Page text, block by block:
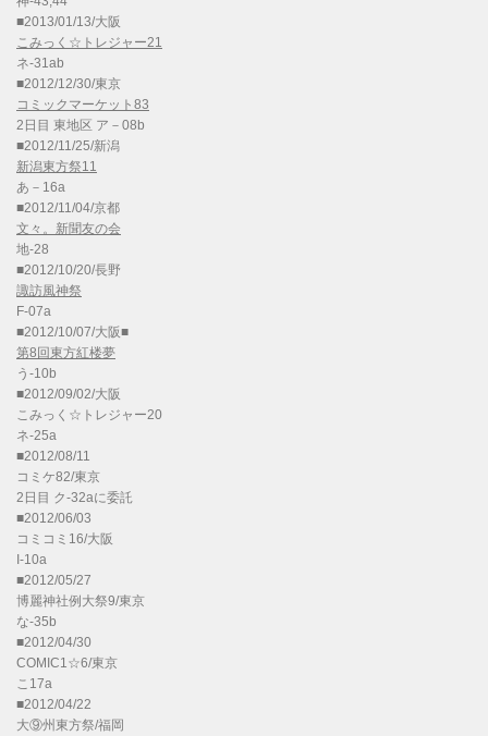
■2013/01/13/大阪
こみっく☆トレジャー21
ネ-31ab
■2012/12/30/東京
コミックマーケット83
2日目 東地区 ア－08b
■2012/11/25/新潟
新潟東方祭11
あ－16a
■2012/11/04/京都
文々。新聞友の会
地-28
■2012/10/20/長野
諏訪風神祭
F-07a
■2012/10/07/大阪■
第8回東方紅楼夢
う-10b
■2012/09/02/大阪
こみっく☆トレジャー20
ネ-25a
■2012/08/11
コミケ82/東京
2日目 ク-32aに委託
■2012/06/03
コミコミ16/大阪
I-10a
■2012/05/27
博麗神社例大祭9/東京
な-35b
■2012/04/30
COMIC1☆6/東京
こ17a
■2012/04/22
大⑨州東方祭/福岡